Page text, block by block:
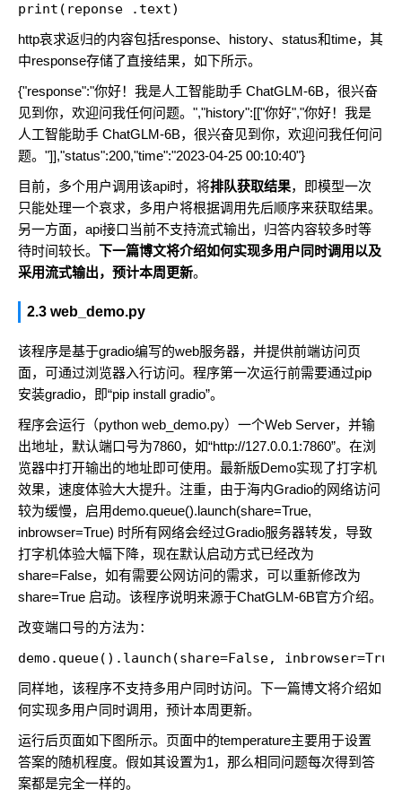
print(reponse .text)
http哀求返归的内容包括response、history、status和time，其
中response存储了直接结果，如下所示。
{"response":"你好！我是人工智能助手 ChatGLM-6B，很兴奋
见到你，欢迎问我任何问题。","history":[["你好","你好！我是
人工智能助手 ChatGLM-6B，很兴奋见到你，欢迎问我任何问
题。"]],"status":200,"time":"2023-04-25 00:10:40"}
目前，多个用户调用该api时，将排队获取结果，即模型一次
只能处理一个哀求，多用户将根据调用先后顺序来获取结果。
另一方面，api接口当前不支持流式输出，归答内容较多时等
待时间较长。 下一篇博文将介绍如何实现多用户同时调用以及
采用流式输出，预计本周更新。
2.3 web_demo.py
该程序是基于gradio编写的web服务器，并提供前端访问页
面，可通过浏览器入行访问。程序第一次运行前需要通过pip
安装gradio，即“pip install gradio”。
程序会运行（python web_demo.py）一个Web Server，并输
出地址，默认端口号为7860，如“http://127.0.0.1:7860”。在浏
览器中打开输出的地址即可使用。最新版Demo实现了打字机
效果，速度体验大大提升。注重，由于海内Gradio的网络访问
较为缓慢，启用demo.queue().launch(share=True,
inbrowser=True) 时所有网络会经过Gradio服务器转发，导致
打字机体验大幅下降，现在默认启动方式已经改为
share=False，如有需要公网访问的需求，可以重新修改为
share=True 启动。该程序说明来源于ChatGLM-6B官方介绍。
改变端口号的方法为：
demo.queue().launch(share=False,
同样地，该程序不支持多用户同时访问。下一篇博文将介绍如
何实现多用户同时调用，预计本周更新。
运行后页面如下图所示。页面中的temperature主要用于设置
答案的随机程度。假如其设置为1，那么相同问题每次得到答
案都是完全一样的。